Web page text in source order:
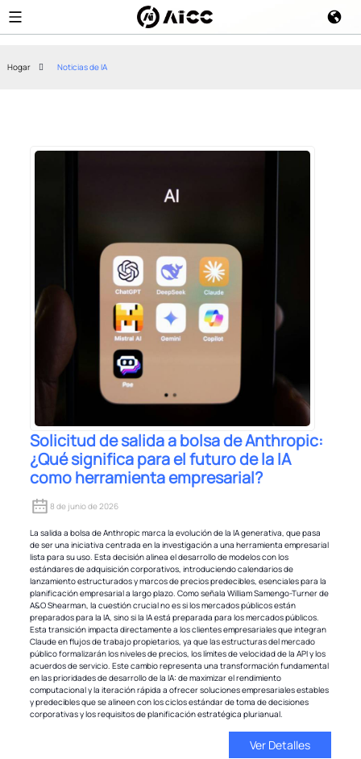
Hogar Noticias de IA
Solicitud de salida a bolsa de Anthropic:
¿Qué significa para el futuro de la IA
como herramienta empresarial?
8 de junio de 2026
La salida a bolsa de Anthropic marca la evolución de la IA generativa, que pasa
de ser una iniciativa centrada en la investigación a una herramienta empresarial
lista para su uso. Esta decisión alinea el desarrollo de modelos con los
estándares de adquisición corporativos, introduciendo calendarios de
lanzamiento estructurados y marcos de precios predecibles, esenciales para la
planificación empresarial a largo plazo. Como señala William Samengo-Turner de
A&O Shearman, la cuestión crucial no es si los mercados públicos están
preparados para la IA, sino si la IA está preparada para los mercados públicos.
Esta transición impacta directamente a los clientes empresariales que integran
Claude en flujos de trabajo propietarios, ya que las estructuras del mercado
público formalizarán los niveles de precios, los límites de velocidad de la API y los
acuerdos de servicio. Este cambio representa una transformación fundamental
en las prioridades de desarrollo de la IA: de maximizar el rendimiento
computacional y la iteración rápida a ofrecer soluciones empresariales estables
y predecibles que se alineen con los ciclos estándar de toma de decisiones
corporativas y los requisitos de planificación estratégica plurianual.
Ver Detalles